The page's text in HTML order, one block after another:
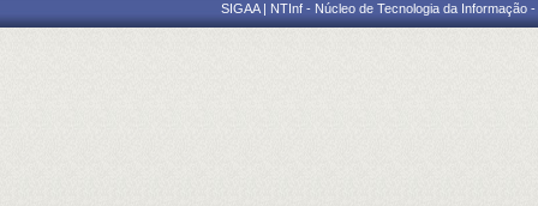
SIGAA | NTInf - Núcleo de Tecnologia da